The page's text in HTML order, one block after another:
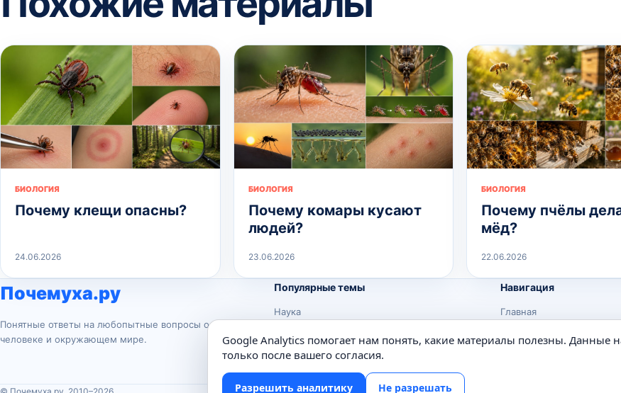
БИОЛОГИЯ
Почему клещи опасны?
24.06.2026
БИОЛОГИЯ
Почему комары кусают
людей?
23.06.2026
БИОЛОГИЯ
Почему пчёлы
мёд?
22.06.2026
Почемуха.ру
Понятные ответы на любопытные вопросы о
человеке и окружающем мире.
Популярные темы
Наука
Животные
Техника
Навигация
Главная
Google Analytics помогает нам понять, какие материалы полезны. Данные
только после вашего согласия.
Разрешить аналитику Не разрешать